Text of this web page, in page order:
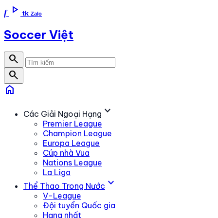
f play_arrow tk Zalo
Soccer Việt
search
search
home
Các Giải Ngoại Hạng expand_more
Premier League
Champion League
Europa League
Cúp nhà Vua
Nations League
La Liga
Thể Thao Trong Nước expand_more
V-League
Đội tuyển Quốc gia
Hạng nhất